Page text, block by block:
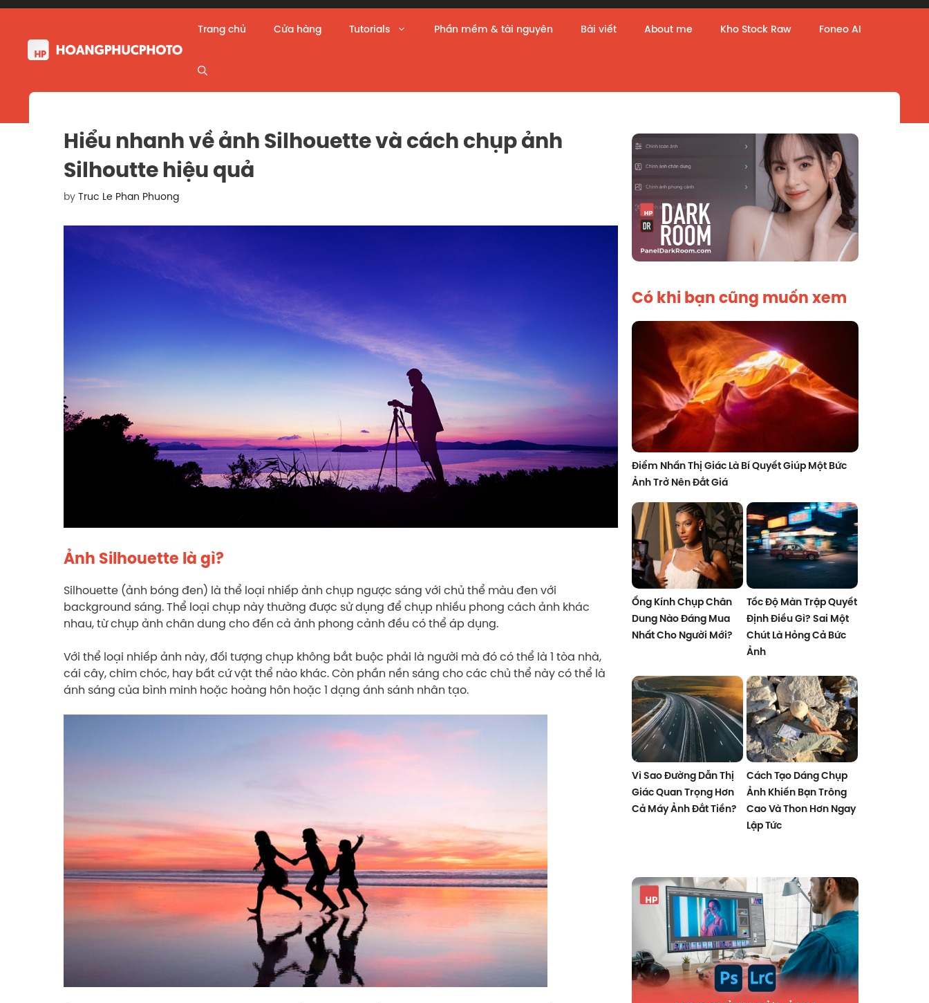
Skip
content
Trang chủ Cửa hàng Tutorials Phần mềm & tài nguyên Bài viết About me Kho Stock Raw Foneo AI
Hiểu nhanh về ảnh Silhouette và cách chụp ảnh
Silhoutte hiệu quả
by Truc Le Phan Phuong
Ảnh Silhouette là gì?
Silhouette (ảnh bóng đen) là thể loại nhiếp ảnh chụp ngược sáng với chủ thể màu đen với
background sáng. Thể loại chụp này thường được sử dụng để chụp nhiều phong cách ảnh khác
nhau, từ chụp ảnh chân dung cho đến cả ảnh phong cảnh đều có thể áp dụng.
Với thể loại nhiếp ảnh này, đối tượng chụp không bắt buộc phải là người mà đó có thể là 1 tòa nhà,
cái cây, chim chóc, hay bất cứ vật thể nào khác. Còn phần nền sáng cho các chủ thể này có thể là
ánh sáng của bình minh hoặc hoàng hôn hoặc 1 dạng ánh sánh nhân tạo.
Có khi bạn cũng muốn xem
Điểm Nhấn Thị Giác Là Bí Quyết Giúp Một Bức
Ảnh Trở Nên Đắt Giá
Ống Kính Chụp Chân
Dung Nào Đáng Mua
Nhất Cho Người Mới?
Tốc Độ Màn Trập Quyết
Định Điều Gì? Sai Một
Chút Là Hỏng Cả Bức
Ảnh
Vì Sao Đường Dẫn Thị
Giác Quan Trọng Hơn
Cả Máy Ảnh Đắt Tiền?
Cách Tạo Dáng Chụp
Ảnh Khiến Bạn Trông
Cao Và Thon Hơn Ngay
Lập Tức